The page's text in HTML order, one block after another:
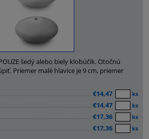
šedý alebo biely klobúčik. Otočnú
Priemer malé hlavice je 9 cm, priemer
€14,47 ks
€14,47 ks
€17,36 ks
€17,36 ks